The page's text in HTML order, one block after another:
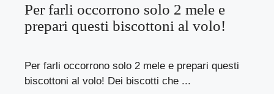
Per farli occorrono solo 2 mele e
prepari questi biscottoni al volo!
Per farli occorrono solo 2 mele e prepari questi
biscottoni al volo! Dei biscotti che ...